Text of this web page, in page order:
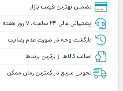
تضمین بهترین قیمت بازار
پشتیبانی عالی ۲۴ ساعته، ۷ روز هفته
بازگشت وجه در صورت عدم رضایت
اصالت کالاها از برترین برندها
تحویل سریع در کمترین زمان ممکن